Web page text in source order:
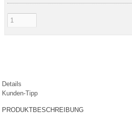
Details
Kunden-Tipp
PRODUKTBESCHREIBUNG